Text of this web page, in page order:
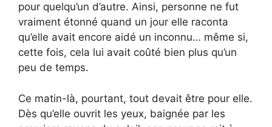
pour quelqu’un d’autre. Ainsi, personne ne fut
vraiment étonné quand un jour elle raconta
qu’elle avait encore aidé un inconnu… même si,
cette fois, cela lui avait coûté bien plus qu’un
peu de temps.
Ce matin-là, pourtant, tout devait être pour elle.
Dès qu’elle ouvrit les yeux, baignée par les